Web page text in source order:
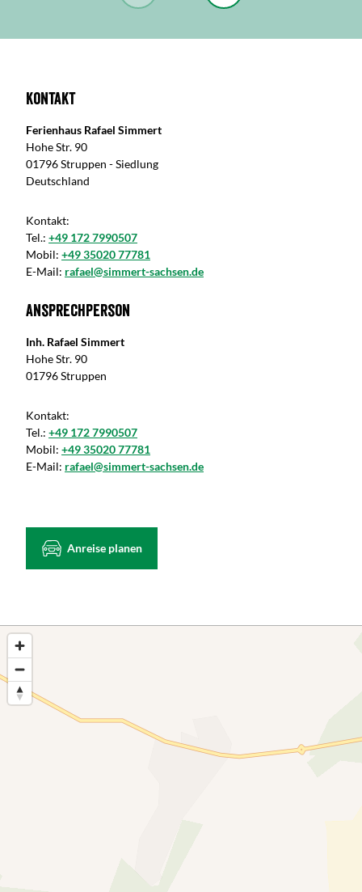
Kontakt
Ferienhaus Rafael Simmert
Hohe Str. 90
01796 Struppen - Siedlung
Deutschland
Kontakt:
Tel.: +49 172 7990507
Mobil: +49 35020 77781
E-Mail: rafael@simmert-sachsen.de
Ansprechperson
Inh. Rafael Simmert
Hohe Str. 90
01796 Struppen
Kontakt:
Tel.: +49 172 7990507
Mobil: +49 35020 77781
E-Mail: rafael@simmert-sachsen.de
Anreise planen